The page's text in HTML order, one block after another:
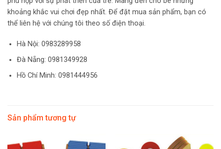
khoảng khắc vui chơi đẹp nhất. Để đặt mua sản phẩm, bạn có
thể liên hệ với chúng tôi theo số điện thoại.
Hà Nội: 0983289958
Đà Nẵng: 0981349928
Hồ Chí Minh: 0981444956
Sản phẩm tương tự